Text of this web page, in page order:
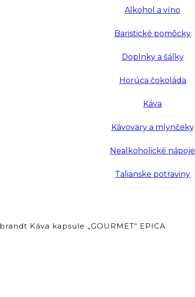
Alkohol a víno
Baristické pomôcky
Doplnky a šálky
Horúca čokoláda
Káva
Kávovary a mlynčeky
Nealkoholické nápoje
Talianske potraviny
Káva kapsule „GOURMET“ EPICA